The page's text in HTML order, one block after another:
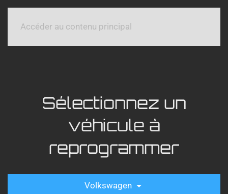
Accéder au contenu principal
Sélectionnez un
véhicule à
reprogrammer
Volkswagen